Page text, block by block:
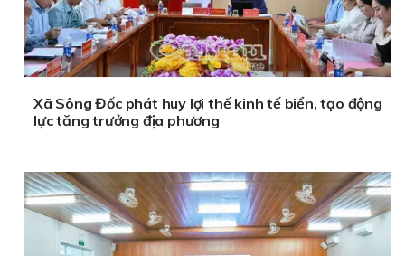
Xã Sông Đốc phát huy lợi thế kinh tế biển, tạo động
lực tăng trưởng địa phương